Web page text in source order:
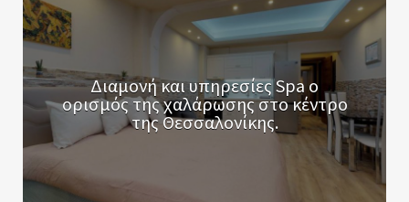
Διαμονή και υπηρεσίες Spa o
ορισμός της χαλάρωσης στο κέντρο
της Θεσσαλονίκης.